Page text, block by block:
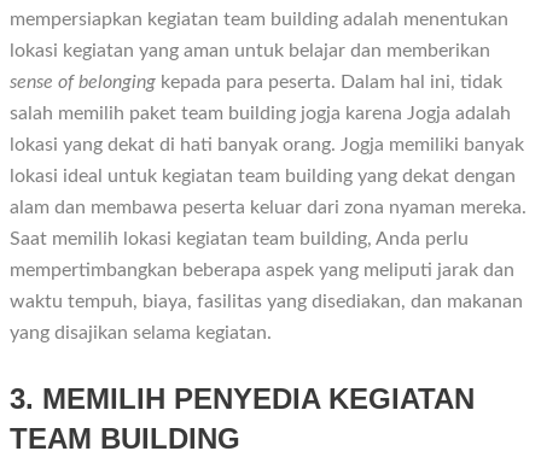
mempersiapkan kegiatan team building adalah menentukan
lokasi kegiatan yang aman untuk belajar dan memberikan
sense of belonging kepada para peserta. Dalam hal ini, tidak
salah memilih paket team building jogja karena Jogja adalah
lokasi yang dekat di hati banyak orang. Jogja memiliki banyak
lokasi ideal untuk kegiatan team building yang dekat dengan
alam dan membawa peserta keluar dari zona nyaman mereka.
Saat memilih lokasi kegiatan team building, Anda perlu
mempertimbangkan beberapa aspek yang meliputi jarak dan
waktu tempuh, biaya, fasilitas yang disediakan, dan makanan
yang disajikan selama kegiatan.
3. MEMILIH PENYEDIA KEGIATAN
TEAM BUILDING